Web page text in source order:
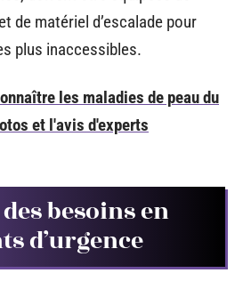
de matériel d’escalade pour
plus inaccessibles.
les maladies de peau du
et l'avis d'experts
besoins en
d’urgence